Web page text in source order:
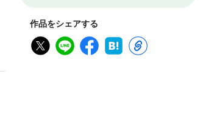
作品をシェアする